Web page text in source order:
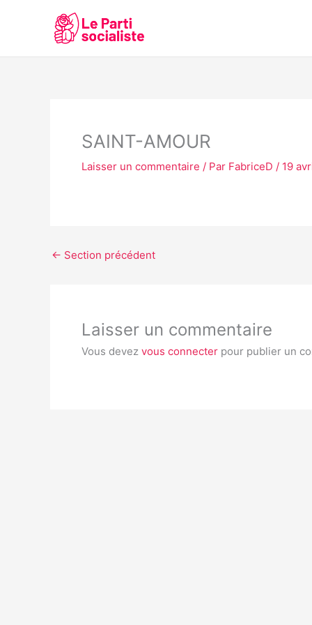
SAINT-AMOUR
Laisser un commentaire / Par FabriceD / 19
← Section précédent
Laisser un commentaire
Vous devez vous connecter pour publier un